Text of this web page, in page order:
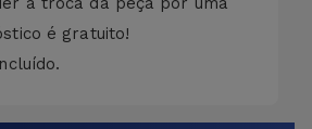
é gratuito!